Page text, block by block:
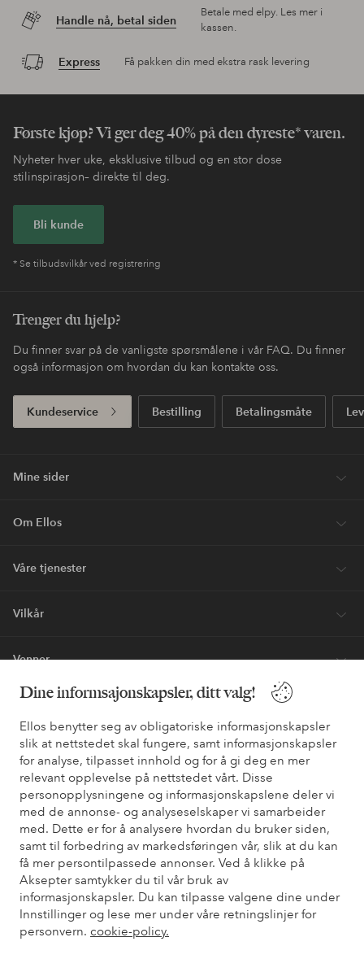
Dine informsajonskapsler, ditt valg!
Ellos benytter seg av obligatoriske informasjonskapsler
slik at nettstedet skal fungere, samt informasjonskapsler
for analyse, tilpasset innhold og for å gi deg en mer
relevant opplevelse på nettstedet vårt. Disse
personopplysningene og informasjonskapslene deler vi
med de annonse- og analyseselskaper vi samarbeider
med. Dette er for å analysere hvordan du bruker siden,
samt til forbedring av markedsføringen vår, slik at du kan
få mer persontilpassede annonser. Ved å klikke på
Aksepter samtykker du til vår bruk av
informasjonskapsler. Du kan tilpasse valgene dine under
Innstillinger og lese mer under våre retningslinjer for
personvern. cookie-policy.
Handle nå, betal siden
Betale med elpy. Les mer i
kassen.
Express Få pakken din med ekstra rask levering
Første kjøp? Vi ger deg 40% på den dyreste* varen.
Nyheter hver uke, eksklusive tilbud og en stor dose
stilinspirasjon– direkte til deg.
Bli kunde
* Se tilbudsvilkår ved registrering
Trenger du hjelp?
Du finner svar på de vanligste spørsmålene i vår FAQ. Du finner
også informasjon om hvordan du kan kontakte oss.
Kundeservice Bestilling Betalingsmåte
Mine sider
Om Ellos
Våre tjenester
Vilkår
Venner
Sikre betalinger - Betal direkte eller del opp
Vil du vite mer om våre betalingsalternativer?
elpy elpy
Norge - Velg land
Facebook Instagram Pinterest Youtube